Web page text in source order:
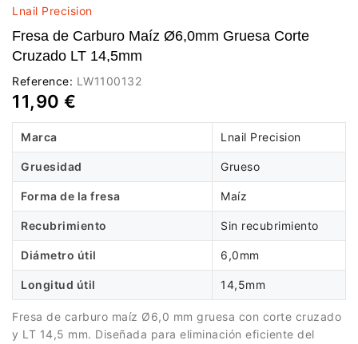
Lnail Precision
Fresa de Carburo Maíz Ø6,0mm Gruesa Corte
Cruzado LT 14,5mm
Reference: LW1100132
11,90 €
Marca Lnail Precision
Gruesidad Grueso
Forma de la fresa Maíz
Recubrimiento Sin recubrimiento
Diámetro útil 6,0mm
Longitud útil 14,5mm
Fresa de carburo maíz Ø6,0 mm gruesa con corte cruzado
y LT 14,5 mm. Diseñada para eliminación eficiente del